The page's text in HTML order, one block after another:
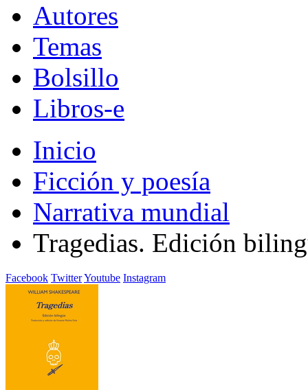
Autores
Temas
Bolsillo
Libros-e
Inicio
Ficción y poesía
Narrativa mundial
Tragedias. Edición
Facebook TwitterYoutube Instagram